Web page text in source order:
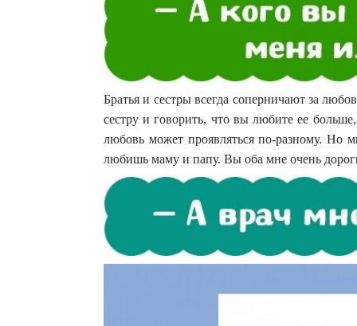
Братья и сестры всегда соперничают за
сестру и говорить, что вы любите ее
любовь может проявляться по-разному. Но
любишь маму и папу. Вы оба мне очень